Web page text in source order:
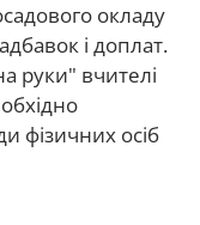
окладу
і доплат.
руки" вчителі
фізичних осіб